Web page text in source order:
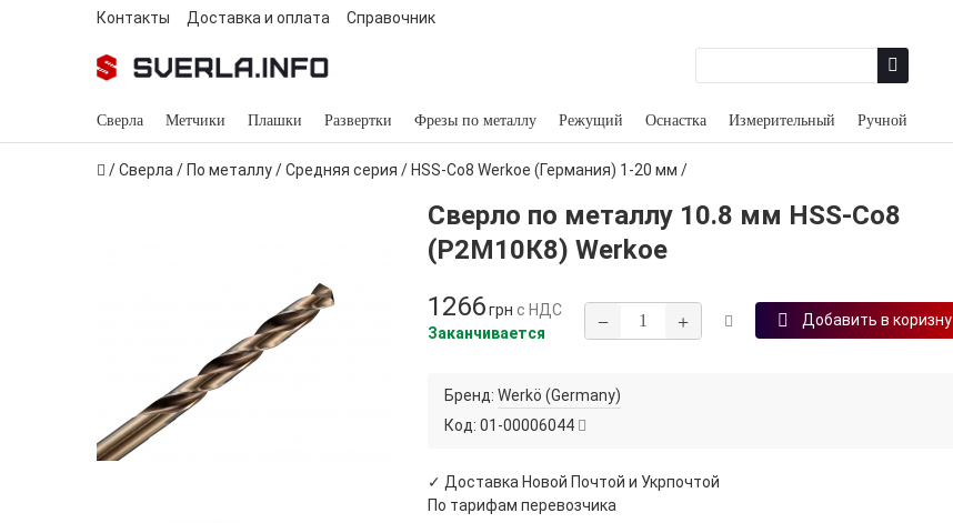
Контакты Доставка и оплата Справочник
Сверла Метчики Плашки Развертки Фрезы по металлу Режущий Оснастка Измерительный Ручной
/Сверла / По металлу/Средняя серия / HSS-Co8 Werkoe (Германия) 1‑20 мм /
Сверло по металлу 10.8 мм HSS‑Co8
(Р2М10К8) Werkoe
1266грн с НДС
Заканчивается
− + Добавить в коризну
Бренд: Werkö (Germany)
Код: 01-00006044
✓ Доставка Новой Почтой и Укрпочтой
По тарифам перевозчика